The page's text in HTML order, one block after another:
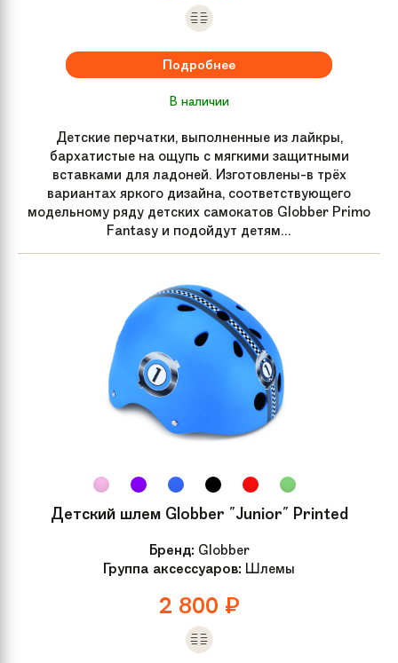
Подробнее
В наличии
Детские перчатки, выполненные из лайкры,
бархатистые на ощупь с мягкими защитными
вставками для ладоней. Изготовлены-в трёх
вариантах яркого дизайна, соответствующего
модельному ряду детских самокатов Globber Primo
Fantasy и подойдут детям...
Детский шлем Globber "Junior" Printed
Бренд: Globber
Группа аксессуаров: Шлемы
2 800 ₽